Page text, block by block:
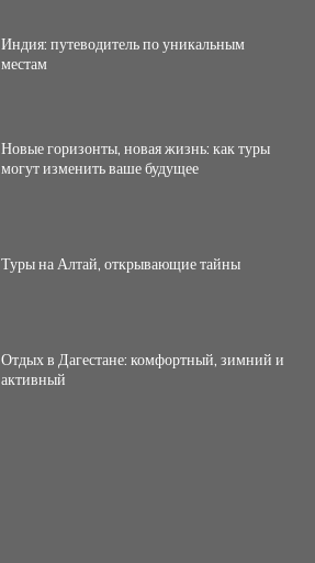
Индия: путеводитель по уникальным
местам
Новые горизонты, новая жизнь: как туры
могут изменить ваше будущее
Туры на Алтай, открывающие тайны
Отдых в Дагестане: комфортный, зимний и
активный